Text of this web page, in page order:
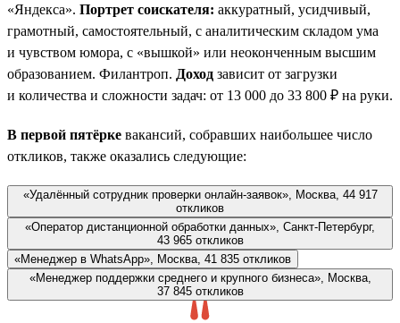
«Яндекса». Портрет соискателя: аккуратный, усидчивый,
грамотный, самостоятельный, с аналитическим складом ума
и чувством юмора, с «вышкой» или неоконченным высшим
образованием. Филантроп. Доход зависит от загрузки
и количества и сложности задач: от 13 000 до 33 800 ₽ на руки.
В первой пятёрке вакансий, собравших наибольшее число
откликов, также оказались следующие:
«Удалённый сотрудник проверки онлайн-заявок», Москва, 44 917
откликов
«Оператор дистанционной обработки данных», Санкт-Петербург,
43 965 откликов
«Менеджер в WhatsApp», Москва, 41 835 откликов
«Менеджер поддержки среднего и крупного бизнеса», Москва,
37 845 откликов